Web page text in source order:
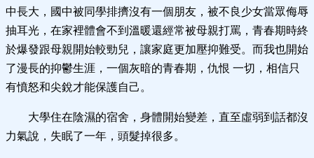
中長大，國中被同學排擠沒有一個朋友，被不良少女當眾侮辱
抽耳光，在家裡體會不到溫暖還經常被母親打罵，青春期時終
於爆發跟母親開始較勁兒，讓家庭更加壓抑難受。而我也開始
了漫長的抑鬱生涯，一個灰暗的青春期，仇恨 一切，相信只
有憤怒和尖銳才能保護自己。
大學住在陰濕的宿舍，身體開始變差，直至虛弱到話都沒
力氣說，失眠了一年，頭髮掉很多。